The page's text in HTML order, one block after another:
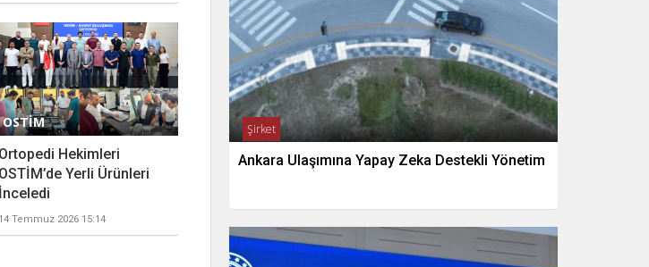
OSTİM
Ortopedi Hekimleri
OSTİM’de Yerli Ürünleri
İnceledi
14 Temmuz 2026 15:14
Şirket
Ankara Ulaşımına Yapay Zeka Destekli Yönetim